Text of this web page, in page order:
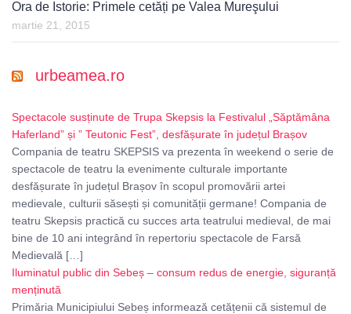
Ora de Istorie: Primele cetăți pe Valea Mureşului
martie 21, 2015
urbeamea.ro
Spectacole susținute de Trupa Skepsis la Festivalul „Săptămâna
Haferland” și ” Teutonic Fest”, desfășurate în județul Brașov
Compania de teatru SKEPSIS va prezenta în weekend o serie de
spectacole de teatru la evenimente culturale importante
desfășurate în județul Brașov în scopul promovării artei
medievale, culturii săsești și comunității germane! Compania de
teatru Skepsis practică cu succes arta teatrului medieval, de mai
bine de 10 ani integrând în repertoriu spectacole de Farsă
Medievală […]
Iluminatul public din Sebeș – consum redus de energie, siguranță
menținută
Primăria Municipiului Sebeș informează cetățenii că sistemul de